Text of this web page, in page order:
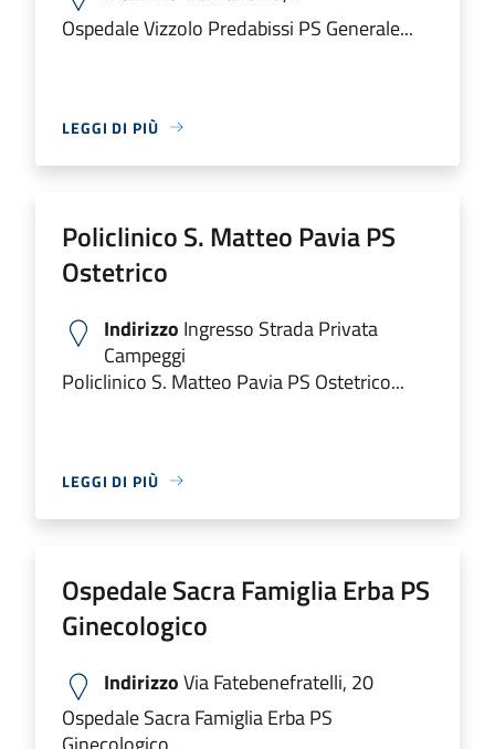
Ospedale Vizzolo Predabissi PS Generale...
LEGGI DI PIÙ
Policlinico S. Matteo Pavia PS
Ostetrico
Indirizzo Ingresso Strada Privata
Campeggi
Policlinico S. Matteo Pavia PS Ostetrico...
LEGGI DI PIÙ
Ospedale Sacra Famiglia Erba PS
Ginecologico
IndirizzoVia Fatebenefratelli, 20
Ospedale Sacra Famiglia Erba PS